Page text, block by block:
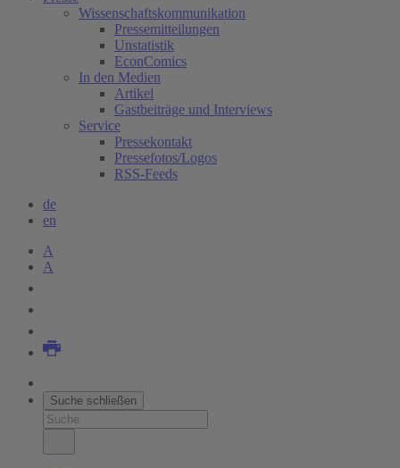
Wissenschaftskommunikation
Pressemitteilungen
Unstatistik
EconComics
In den Medien
Artikel
Gastbeiträge und Interviews
Service
Pressekontakt
Pressefotos/Logos
RSS-Feeds
de
en
A
A
Suche schließen